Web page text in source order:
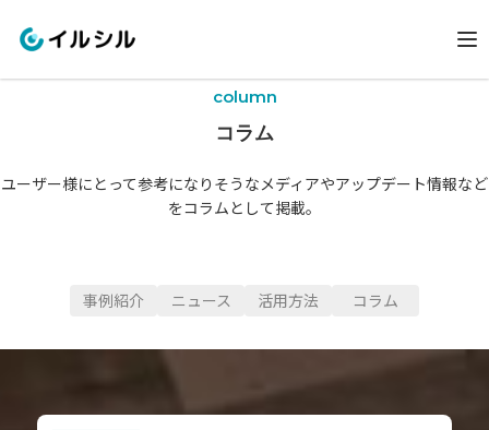
column
コラム
ユーザー様にとって参考になりそうなメディアやアップデート情報など
をコラムとして掲載。
事例紹介 ニュース 活用方法 コラム